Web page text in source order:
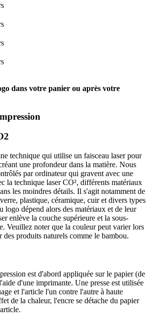
dans votre panier ou après votre
technique qui utilise un faisceau laser pour
une profondeur dans la matière. Nous
par ordinateur qui gravent avec une
la technique laser CO², différents matériaux
les moindres détails. Il s'agit notamment de
plastique, céramique, cuir et divers types
logo dépend alors des matériaux et de leur
enlève la couche supérieure et la sous-
Veuillez noter que la couleur peut varier lors
des produits naturels comme le bambou.
est d'abord appliquée sur le papier (de
d'une imprimante. Une presse est utilisée
et l'article l'un contre l'autre à haute
de la chaleur, l'encre se détache du papier